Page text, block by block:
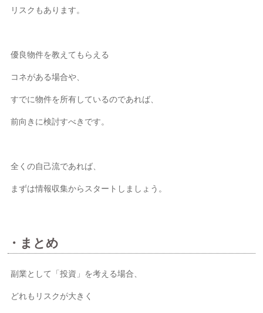
リスクもあります。
優良物件を教えてもらえる
コネがある場合や、
すでに物件を所有しているのであれば、
前向きに検討すべきです。
全くの自己流であれば、
まずは情報収集からスタートしましょう。
・まとめ
副業として「投資」を考える場合、
どれもリスクが大きく